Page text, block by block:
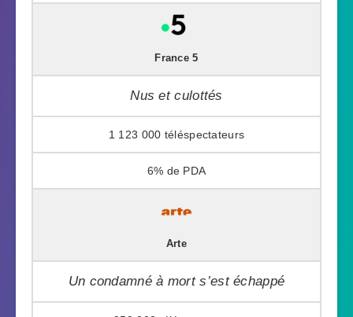
France 5
Nus et culottés
1 123 000
6%
Arte
Un condamné à mort s’est échappé